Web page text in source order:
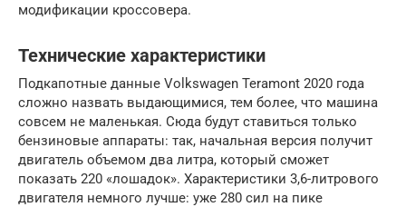
модификации кроссовера.
Технические характеристики
Подкапотные данные Volkswagen Teramont 2020 года
сложно назвать выдающимися, тем более, что машина
совсем не маленькая. Сюда будут ставиться только
бензиновые аппараты: так, начальная версия получит
двигатель объемом два литра, который сможет
показать 220 «лошадок». Характеристики 3,6-литрового
двигателя немного лучше: уже 280 сил на пике